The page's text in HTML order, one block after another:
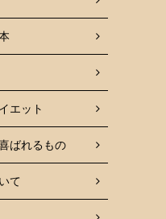
エット
ばれるもの
て